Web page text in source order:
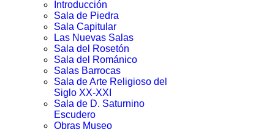
Introducción
Sala de Piedra
Sala Capitular
Las Nuevas Salas
Sala del Rosetón
Sala del Románico
Salas Barrocas
Sala de Arte Religioso del
Siglo XX-XXI
Sala de D. Saturnino
Escudero
Obras Museo